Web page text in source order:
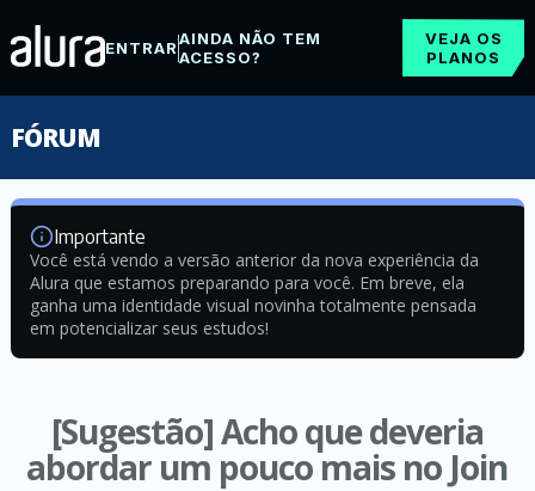
ENTRARAINDA NÃO TEM
ACESSO?
VEJA OS
PLANOS
FÓRUM
Importante
Você está vendo a versão anterior da nova experiência da
Alura que estamos preparando para você. Em breve, ela
ganha uma identidade visual novinha totalmente pensada
em potencializar seus estudos!
[Sugestão] Acho que deveria
abordar um pouco mais no Join